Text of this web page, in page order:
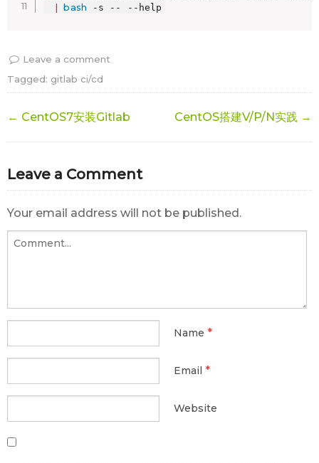
| bash -s -- --help
Leave a comment
Tagged: gitlab ci/cd
← CentOS7安装Gitlab CentOS搭建V/P/N实践 →
Leave a Comment
Your email address will not be published.
Name *
Email *
Website